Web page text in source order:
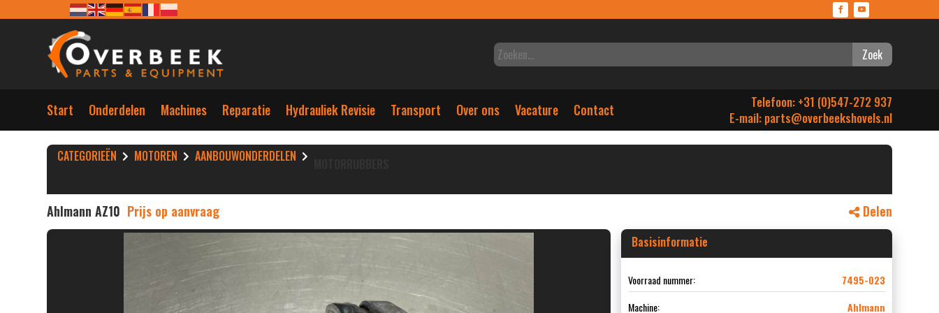
Zoek
Start Onderdelen Machines Reparatie Hydrauliek Revisie Transport Over ons Vacature Contact
Telefoon: +31 (0)547-272 937
E-mail: parts@overbeekshovels.nl
CATEGORIEËN MOTOREN AANBOUWONDERDELEN
Ahlmann AZ10 Prijs op aanvraag Delen
Basisinformatie
Voorraad nummer:
7495-023
Machine:
Ahlmann